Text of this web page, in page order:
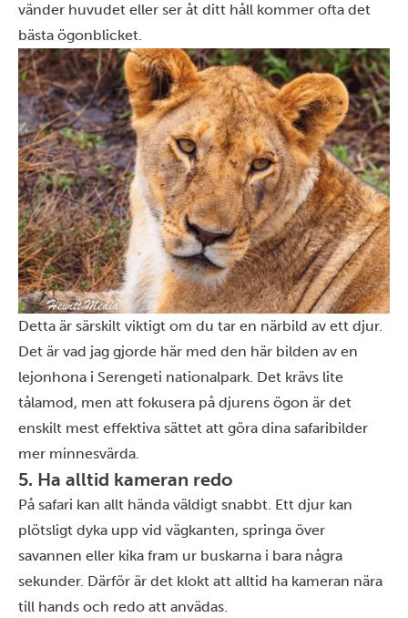
vänder huvudet eller ser åt ditt håll kommer ofta det
bästa ögonblicket.
Detta är särskilt viktigt om du tar en närbild av ett djur.
Det är vad jag gjorde här med den här bilden av en
lejonhona i Serengeti nationalpark. Det krävs lite
tålamod, men att fokusera på djurens ögon är det
enskilt mest effektiva sättet att göra dina safaribilder
mer minnesvärda.
5. Ha alltid kameran redo
På safari kan allt hända väldigt snabbt. Ett djur kan
plötsligt dyka upp vid vägkanten, springa över
savannen eller kika fram ur buskarna i bara några
sekunder. Därför är det klokt att alltid ha kameran nära
till hands och redo att anvädas.